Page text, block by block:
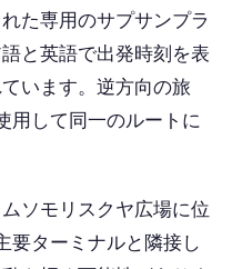
た専用のサプサンプラ
と英語で出発時刻を表
います。逆方向の旅
用して同一のルートに
ソモリスクヤ広場に位
要ターミナルと隣接し